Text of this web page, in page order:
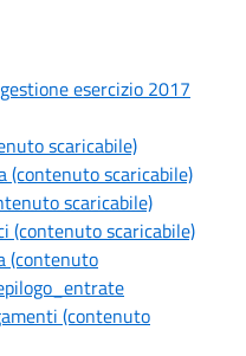
esercizio 2017
scaricabile)
(contenuto scaricabile)
scaricabile)
(contenuto scaricabile)
(contenuto
(contenuto